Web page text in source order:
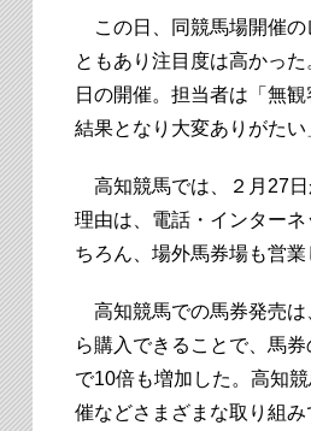
この日、同競馬場開催の
ともあり注目度は高かっ
日の開催。担当者は「無
結果となり大変ありがたい
高知競馬では、２月27日
理由は、電話・インター
ちろん、場外馬券場も営
高知競馬での馬券発売は
ら購入できることで、馬
で10倍も増加した。高知
催などさまざまな取り組